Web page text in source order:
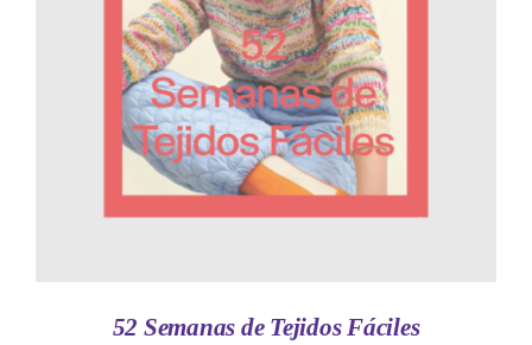
DETALLES
52 Semanas de Tejidos Fáciles